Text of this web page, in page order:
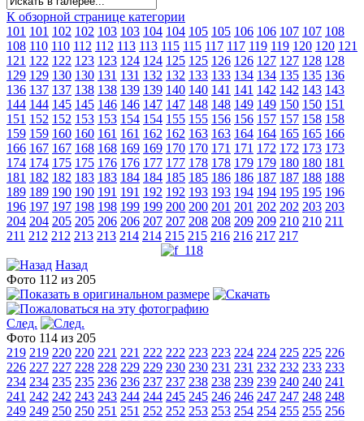
К обзорной странице категории
101 101 102 102 103 103 104 104 105 105 106 106 107 107 108
108 110 110 112 112 113 113 115 115 117 117 119 119 120 120 121
121 122 122 123 123 124 124 125 125 126 126 127 127 128 128
129 129 130 130 131 131 132 132 133 133 134 134 135 135 136
136 137 137 138 138 139 139 140 140 141 141 142 142 143 143
144 144 145 145 146 146 147 147 148 148 149 149 150 150 151
151 152 152 153 153 154 154 155 155 156 156 157 157 158 158
159 159 160 160 161 161 162 162 163 163 164 164 165 165 166
166 167 167 168 168 169 169 170 170 171 171 172 172 173 173
174 174 175 175 176 176 177 177 178 178 179 179 180 180 181
181 182 182 183 183 184 184 185 185 186 186 187 187 188 188
189 189 190 190 191 191 192 192 193 193 194 194 195 195 196
196 197 197 198 198 199 199 200 200 201 201 202 202 203 203
204 204 205 205 206 206 207 207 208 208 209 209 210 210 211
211 212 212 213 213 214 214 215 215 216 216 217 217
Назад
Фото 112 из 205
След.
Фото 114 из 205
219 219 220 220 221 221 222 222 223 223 224 224 225 225 226
226 227 227 228 228 229 229 230 230 231 231 232 232 233 233
234 234 235 235 236 236 237 237 238 238 239 239 240 240 241
241 242 242 243 243 244 244 245 245 246 246 247 247 248 248
249 249 250 250 251 251 252 252 253 253 254 254 255 255 256